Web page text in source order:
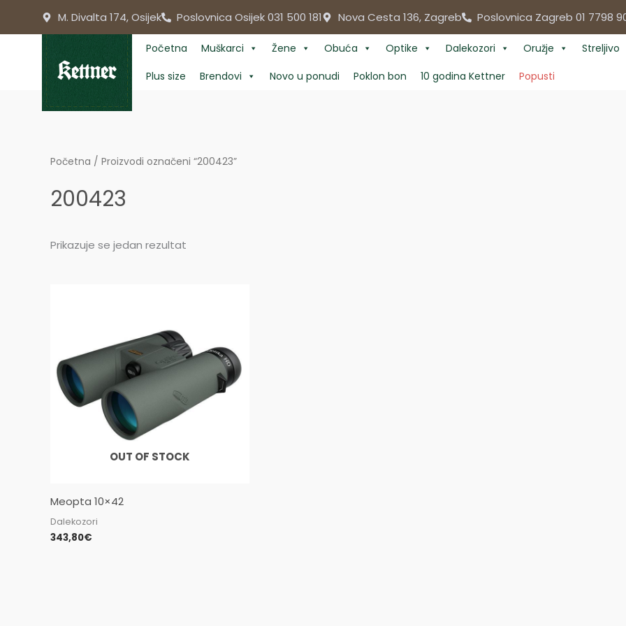
M. Divalta 174, Osijek Poslovnica Osijek 031 500 181 Nova Cesta 136, Zagreb Poslovnica Zagreb 01 7798
Početna Muškarci Žene Obuća Optike Dalekozori Oružje Streljivo
Plus size
Brendovi Novo u ponudi Poklon bon 10 godina Kettner Popusti
Početna / Proizvodi označeni “200423”
200423
Prikazuje se jedan rezultat
OUT OF STOCK
Meopta 10×42
Dalekozori
343,80€